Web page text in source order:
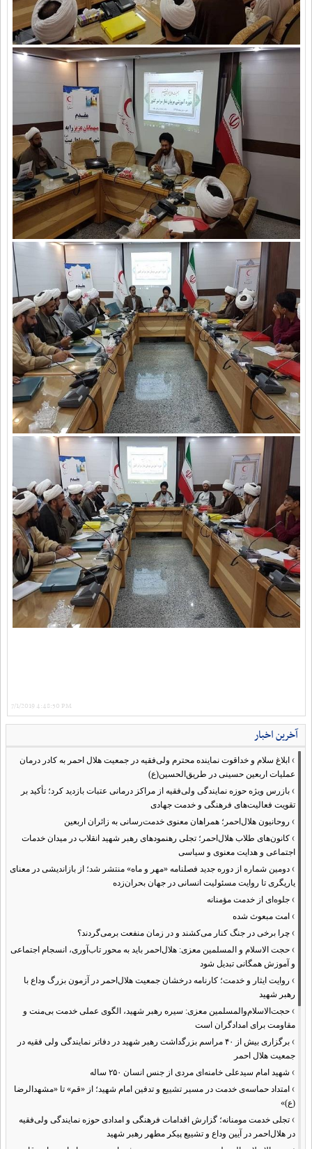
7/1/2019 4:48:50 PM
آخرین اخبار
› ابلاغ سلام و خداقوت نماینده محترم ولی‌فقیه در جمعیت هلال احمر به کادر درمان
عملیات اربعین حسینی در طریق‌الحسین(ع)
› بازرس ویژه حوزه نمایندگی ولی‌فقیه از مراکز درمانی عتبات بازدید کرد؛ تأکید بر
تقویت فعالیت‌های فرهنگی و خدمت جهادی
› روحانیون هلال‌احمر؛ همراهان معنوی خدمت‌رسانی به زائران اربعین
› کانون‌های طلاب هلال‌احمر؛ تجلی رهنمودهای رهبر شهید انقلاب در میدان خدمات
اجتماعی و هدایت معنوی و سیاسی
› دومین شماره از دوره جدید فصلنامه «مهر و ماه» منتشر شد؛ از بازاندیشی در معنای
یاریگری تا روایت مسئولیت انسانی در جهان بحران‌زده
› جلوه‌ای از خدمت مؤمنانه
› امت مبعوث شده
› چرا برخی در جنگ کنار می‌کشند و در زمان منفعت برمی‌گردند؟
› حجت الاسلام و المسلمین معزی: هلال‌احمر باید به محور تاب‌آوری، انسجام اجتماعی
و آموزش همگانی تبدیل شود
› روایت ایثار و خدمت؛ کارنامه درخشان جمعیت هلال‌احمر در آزمون بزرگ وداع با
رهبر شهید
› حجت‌الاسلام‌والمسلمین معزی: سیره رهبر شهید، الگوی عملی خدمت بی‌منت و
مقاومت برای امدادگران است
›
برگزاری بیش از ۴۰ مراسم بزرگداشت رهبر شهید در دفاتر نمایندگی ولی فقیه در
جمعیت هلال احمر
› شهید امام سیدعلی خامنه‌ای مردی از جنس انسان ۲۵۰ ساله
› امتداد حماسه‌ی خدمت در مسیر تشییع و تدفین امام شهید؛ از «قم» تا «مشهدالرضا
(ع)»
› تجلی خدمت مومنانه؛ گزارش اقدامات فرهنگی و امدادی حوزه نمایندگی ولی‌فقیه
در هلال‌احمر در آیین وداع و تشییع پیکر مطهر رهبر شهید